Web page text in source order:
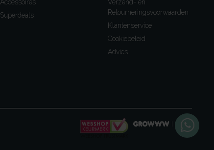
Accessoires
Superdeals
Verzend- en
Retourneringsvoorwaarden
Klantenservice
Cookiebeleid
Advies